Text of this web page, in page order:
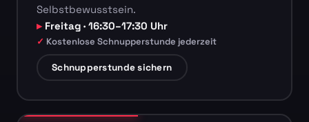
Selbstbewusstsein.
Freitag · 16:30–17:30 Uhr
Kostenlose Schnupperstunde jederzeit
Schnupperstunde sichern